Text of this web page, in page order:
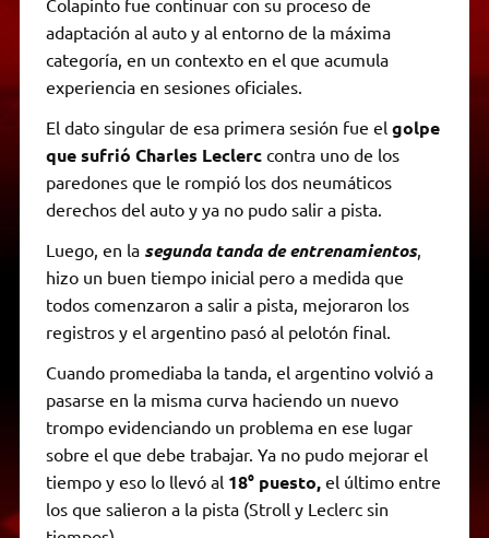
Colapinto fue continuar con su proceso de
adaptación al auto y al entorno de la máxima
categoría, en un contexto en el que acumula
experiencia en sesiones oficiales.
El dato singular de esa primera sesión fue el golpe
que sufrió Charles Leclerccontra uno de los
paredones que le rompió los dos neumáticos
derechos del auto y ya no pudo salir a pista.
Luego, en la segunda tanda de entrenamientos,
hizo un buen tiempo inicial pero a medida que
todos comenzaron a salir a pista, mejoraron los
registros y el argentino pasó al pelotón final.
Cuando promediaba la tanda, el argentino volvió a
pasarse en la misma curva haciendo un nuevo
trompo evidenciando un problema en ese lugar
sobre el que debe trabajar. Ya no pudo mejorar el
tiempo y eso lo llevó al 18° puesto,el último entre
los que salieron a la pista (Stroll y Leclerc sin